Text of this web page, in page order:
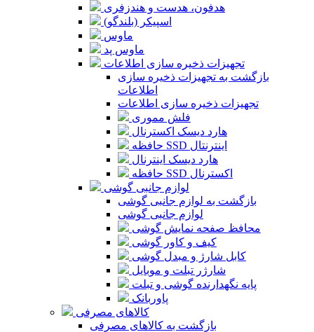
هدفون، هدست و هندزفری
اسپیکر (بلندگو)
ماوس
ماوس پد
تجهیزات ذخیره سازی اطلاعات
بازگشت به تجهیزات ذخیره سازی
اطلاعات
تجهیزات ذخیره سازی اطلاعات
فلش مموری
هارد دیسک اکسترنال
حافظه SSD اینترنتال
هارد دیسک اینترنال
حافظه SSD اکسترنال
لوازم جانبی گوشی
بازگشت به لوازم جانبی گوشی
لوازم جانبی گوشی
محافظ صفحه نمایش گوشی
کیف و کاور گوشی
کابل شارژ و مبدل گوشی
شارژر تبلت و موبایل
پایه نگهدارنده گوشی و تبلت
پاوربانک
کالاهای مصرفی
بازگشت به کالاهای مصرفی